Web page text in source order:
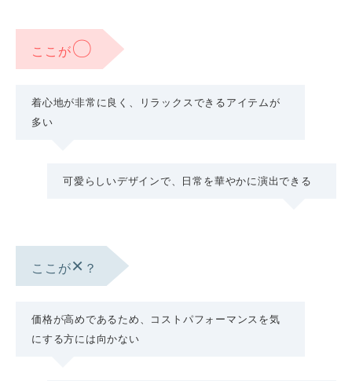
ここが〇
着心地が非常に良く、リラックスできるアイテムが
多い
可愛らしいデザインで、日常を華やかに演出できる
ここが× ？
価格が高めであるため、コストパフォーマンスを気
にする方には向かない